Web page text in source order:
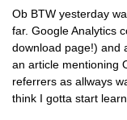
Ob BTW yesterday
far. Google Analytics
download page!) and
an article mentioning
referrers as allways
think I gotta start